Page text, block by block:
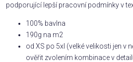
podporující lepší pracovní podmínky v
100% bavlna
190g na m2
od XS po 5xl (velké velikosti jen v
ověřit zvolením kombinace v